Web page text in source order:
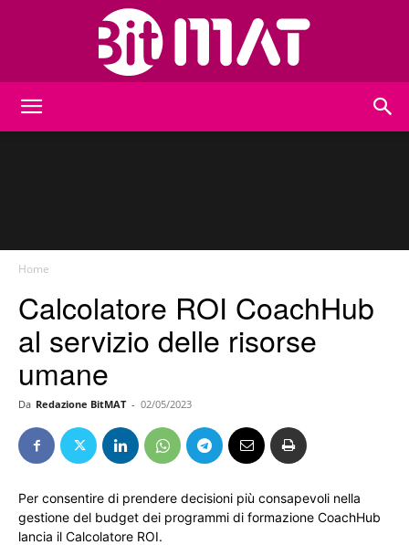
Home
Calcolatore ROI CoachHub
al servizio delle risorse
umane
Da Redazione BitMAT - 02/05/2023
Per consentire di prendere decisioni più consapevoli nella
gestione del budget dei programmi di formazione CoachHub
lancia il Calcolatore ROI.